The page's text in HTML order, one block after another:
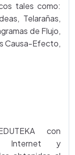
tales como:
Telarañas,
de Flujo,
Causa-Efecto,
con
Internet y